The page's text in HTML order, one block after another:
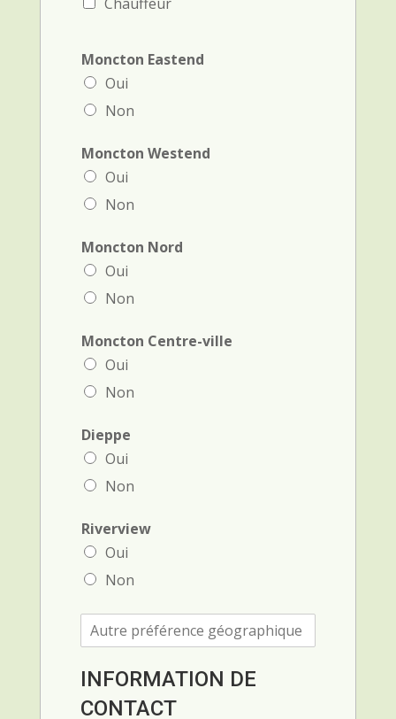
Moncton Eastend
Oui
Non
Moncton Westend
Oui
Non
Moncton Nord
Oui
Non
Moncton Centre-ville
Oui
Non
Dieppe
Oui
Non
Riverview
Oui
Non
r
e
p
INFORMATION DE
CONTACT